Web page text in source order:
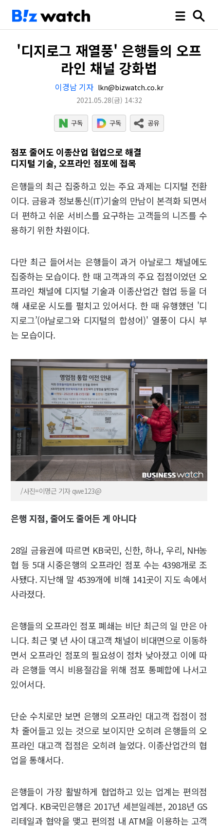
'디지로그 재열풍' 은행들의 오프
라인 채널 강화법
이경남 기자 lkn@bizwatch.co.kr
2021.05.28(금) 14:32
점포 줄어도 이종산업 협업으로 해결
디지털 기술, 오프라인 점포에 접목
은행들의 최근 집중하고 있는 주요 과제는 디지털 전환
이다. 금융과 정보통신(IT)기술의 만남이 본격화 되면서
더 편하고 쉬운 서비스를 요구하는 고객들의 니즈를 수
용하기 위한 차원이다.
다만 최근 들어서는 은행들이 과거 아날로그 채널에도
집중하는 모습이다. 한 때 고객과의 주요 접점이었던 오
프라인 채널에 디지털 기술과 이종산업간 협업 등을 더
해 새로운 시도를 펼치고 있어서다. 한 때 유행했던 '디
지로그’(아날로그와 디지털의 합성어)' 열풍이 다시 부
는 모습이다.
/사진=이명근 기자 qwe123@
은행 지점, 줄어도 줄어든 게 아니다
28일 금융권에 따르면 KB국민, 신한, 하나, 우리, NH농
협 등 5대 시중은행의 오프라인 점포 수는 4398개로 조
사됐다. 지난해 말 4539개에 비해 141곳이 지도 속에서
사라졌다.
은행들의 오프라인 점포 폐쇄는 비단 최근의 일 만은 아
니다. 최근 몇 년 사이 대고객 채널이 비대면으로 이동하
면서 오프라인 점포의 필요성이 점차 낮아졌고 이에 따
라 은행들 역시 비용절감을 위해 점포 통폐합에 나서고
있어서다.
단순 수치로만 보면 은행의 오프라인 대고객 접점이 점
차 줄어들고 있는 것으로 보이지만 오히려 은행들의 오
프라인 대고객 접점은 오히려 늘었다. 이종산업간의 협
업을 통해서다.
은행들이 가장 활발하게 협업하고 있는 업계는 편의점
업계다. KB국민은행은 2017년 세븐일레븐, 2018년 GS
리테일과 협약을 맺고 편의점 내 ATM을 이용하는 고객